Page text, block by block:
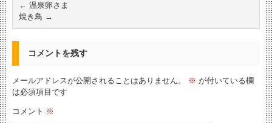
← 温泉卵さま
焼き鳥 →
コメントを残す
メールアドレスが公開されることはありません。 ※ が付いている欄
は必須項目です
コメント ※